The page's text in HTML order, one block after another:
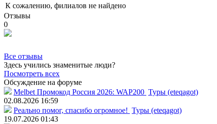
К сожалению, филиалов не найдено
Отзывы
0
Все отзывы
Здесь учились знаменитые люди?
Посмотреть всех
Обсуждение на форуме
Melbet Промокод Россия 2026: WAP200 Туры (eteqagot)
02.08.2026 16:59
Реально помог, спасибо огромное! Туры (eteqagot)
19.07.2026 01:43